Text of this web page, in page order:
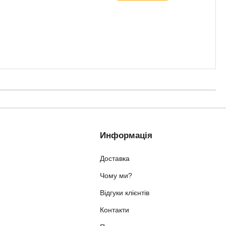
Информація
Доставка
Чому ми?
Відгуки клієнтів
Контакти